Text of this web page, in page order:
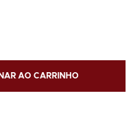
AO CARRINHO